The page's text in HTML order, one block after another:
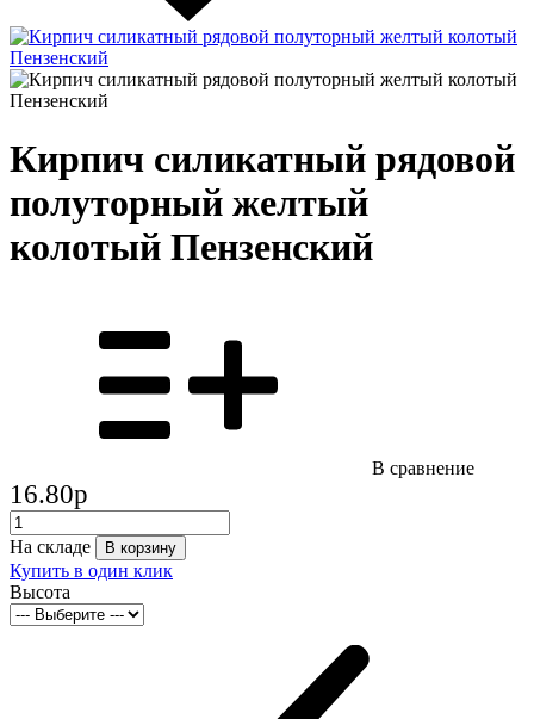
Кирпич силикатный рядовой
полуторный желтый
колотый Пензенский
В сравнение
16.80p
На складе В корзину
Купить в один клик
Высота